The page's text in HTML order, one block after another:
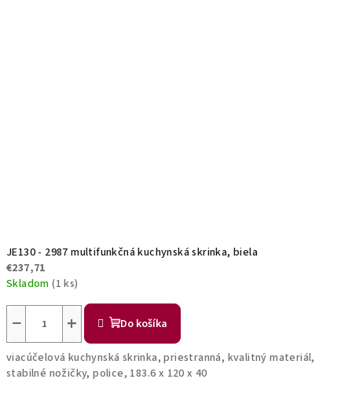
JE130 - 2987 multifunkčná kuchynská skrinka, biela
€237,71
Skladom(1 ks)
+
− Do košíka
viacúčelová kuchynská skrinka, priestranná, kvalitný materiál,
stabilné nožičky, police, 183.6 x 120 x 40